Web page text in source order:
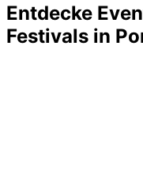
Entdecke
Festivals in